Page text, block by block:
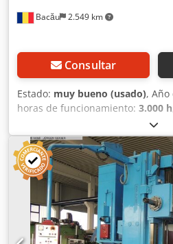
Bacău 2.549 km
Consultar
Estado: muy bueno (usado),
horas de funcionamiento: 3.000 h
2.000 mm
mm, Fresadora CNC de
Retrofitted por REM (2021)
elevada capacidad,
especialistas de REM en 2021
320 de última generación. Lista
inmediata. ESPECIFICACIONES
(recorrido transversal): 6.000 mm
del cabezal): 2.000 mm • Eje Z